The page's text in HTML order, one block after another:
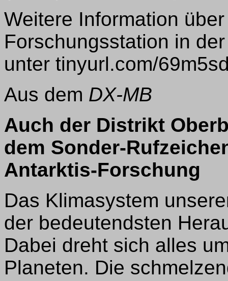
Weitere Information
Forschungsstation in
unter tinyurl.com/
Aus dem DX-MB
Auch der Distrikt
dem Sonder-
Antarktis-Forschung
Das Klimasystem
der bedeutendsten
Dabei dreht sich alles
Planeten. Die